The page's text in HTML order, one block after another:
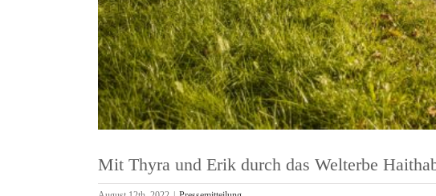
Mit Thyra und Erik durch das Welterbe